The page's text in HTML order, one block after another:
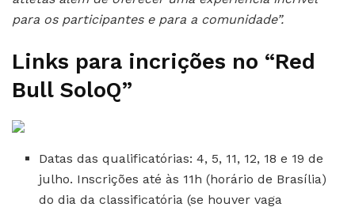
para os participantes e para a comunidade”.
Links para incrições no “Red
Bull SoloQ”
Datas das qualificatórias: 4, 5, 11, 12, 18 e 19 de
julho. Inscrições até às 11h (horário de Brasília)
do dia da classificatória (se houver vaga